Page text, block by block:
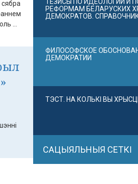
...
РЕФОРМАМ БЕЛАРУСКИХ
ДЕМОКРАТОВ.
ФИЛОСОФСКОЕ
ДЕМОКРАТИИ
ТЭСТ. НА КОЛЬКІ ВЫ
САЦЫЯЛЬНЫЯ СЕТКІ